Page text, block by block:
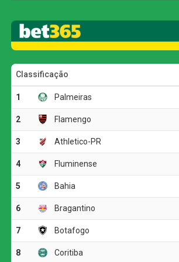
temporada memorável com duas
Anteriormente, a equipe comandada
Maresca já havia levantado o troféu da
da Uefa, consolidando um ano de
o resultado representou o fim do sonho
coroa, encerrando a temporada com as
Campeonato Francês, Copa da França
Campeões.
A trajetória do Chelsea na Copa do
marcada por uma campanha robusta,
em sete jogos. O único revés aconteceu
grupos, quando os ingleses foram
Flamengo por 3 a 1. Na fase de mata-
para a glória passou por vitórias contra
nas quartas de final) e Fluminense (2 a
O Paris Saint-Germain, por sua vez,